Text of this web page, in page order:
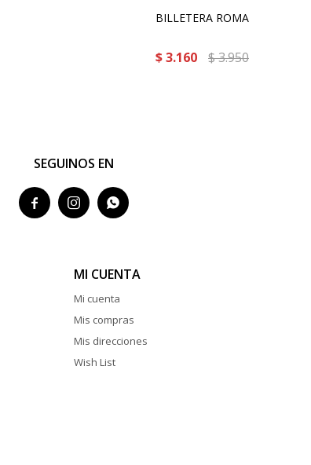
BILLETERA ROMA
$ 3.160 $3.950
SEGUINOS EN
  
MI CUENTA
Mi cuenta
Mis compras
Mis direcciones
Wish List